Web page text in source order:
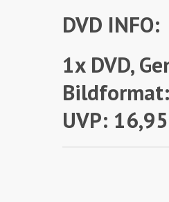
DVD INFO:
1x DVD,
UVP: